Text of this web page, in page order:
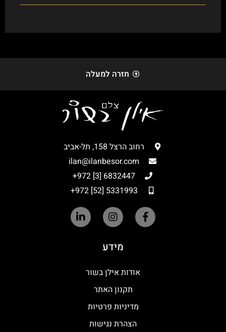
חזרה למעלה
רחוב הרצל 158, תל-אביב
ilan@ilanbesor.com
6832447 [3] 972+
5331993 [52] 972+
מידע
אודות אילן בשור
תקנון האתר
מדיניות פרטיות
הצהרת נגישות